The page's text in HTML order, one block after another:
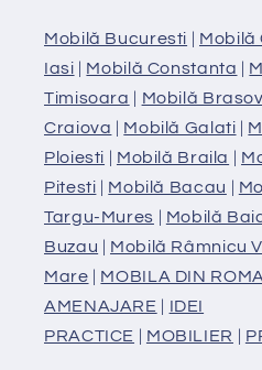
Mobilă Bucuresti | Mobilă
Iasi | Mobilă Constanta |
Timisoara | Mobilă Brasov
Craiova | Mobilă Galati |
Ploiesti | Mobilă Braila |
Pitesti | Mobilă Bacau |
Targu-Mures | Mobilă
Buzau | Mobilă Râmnicu
Mare | MOBILA DIN
AMENAJARE | IDEI
PRACTICE | MOBILIER |